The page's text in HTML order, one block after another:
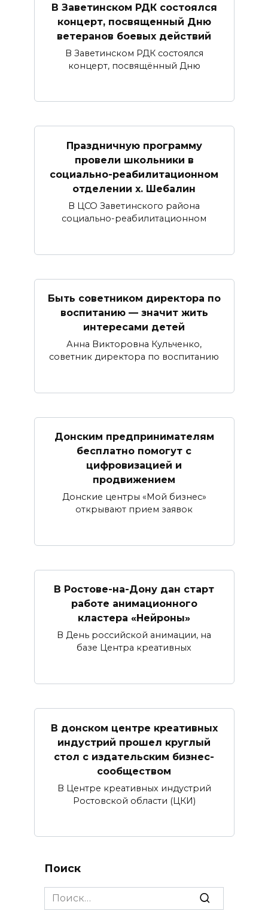
В Заветинском РДК состоялся
концерт, посвященный Дню
ветеранов боевых действий
В Заветинском РДК состоялся
концерт, посвящённый Дню
Праздничную программу
провели школьники в
социально-реабилитационном
отделении х. Шебалин
В ЦСО Заветинского района
социально-реабилитационном
Быть советником директора по
воспитанию — значит жить
интересами детей
Анна Викторовна Кульченко,
советник директора по воспитанию
Донским предпринимателям
бесплатно помогут с
цифровизацией и
продвижением
Донские центры «Мой бизнес»
открывают прием заявок
В Ростове-на-Дону дан старт
работе анимационного
кластера «Нейроны»
В День российской анимации, на
базе Центра креативных
В донском центре креативных
индустрий прошел круглый
стол с издательским бизнес-
сообществом
В Центре креативных индустрий
Ростовской области (ЦКИ)
Поиск
Search
for: